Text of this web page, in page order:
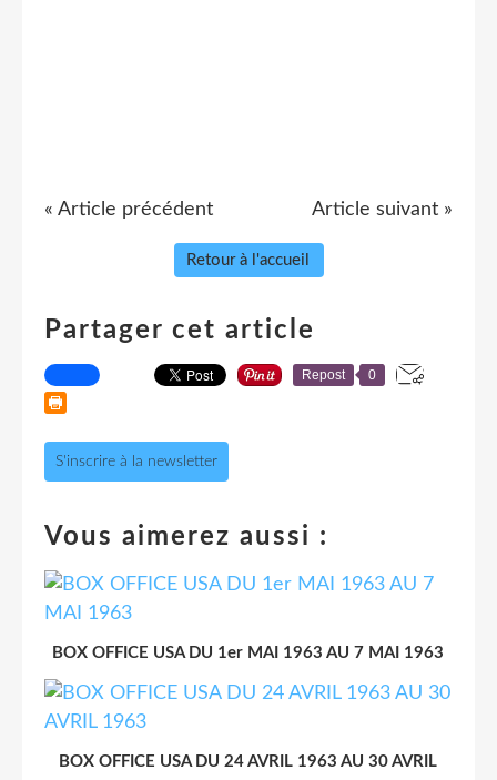
« Article précédent Article suivant »
Retour à l'accueil
Partager cet article
Repost 0
S'inscrire à la newsletter
Vous aimerez aussi :
BOX OFFICE USA DU 1er MAI 1963 AU 7 MAI 1963
BOX OFFICE USA DU 24 AVRIL 1963 AU 30 AVRIL